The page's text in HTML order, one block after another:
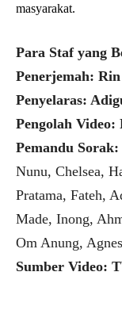
masyarakat.
Para Staf yang
Penerjemah: Rin
Penyelaras:
Pengolah Video:
Pemandu Sorak:
Nunu, Chelsea,
Pratama, Fateh,
Made, Inong,
Om Anung,
Sumber Video: